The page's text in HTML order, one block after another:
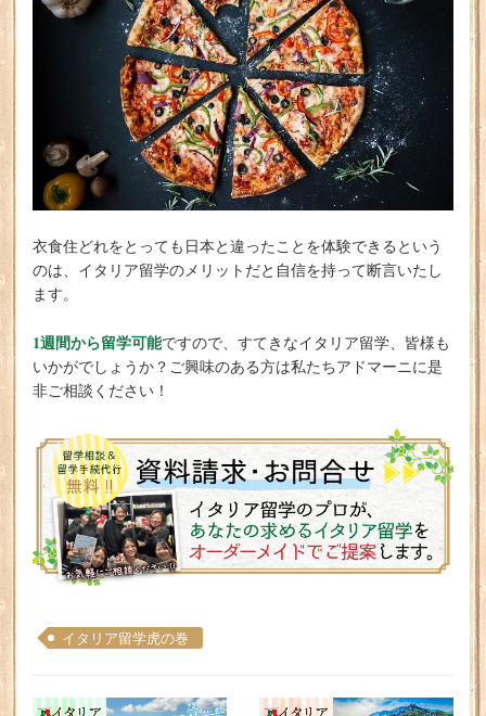
衣食住どれをとっても日本と違ったことを体験できるという
のは、イタリア留学のメリットだと自信を持って断言いたし
ます。
1週間から留学可能ですので、すてきなイタリア留学、皆様も
いかがでしょうか？ご興味のある方は私たちアドマーニに是
非ご相談ください！
イタリア留学虎の巻